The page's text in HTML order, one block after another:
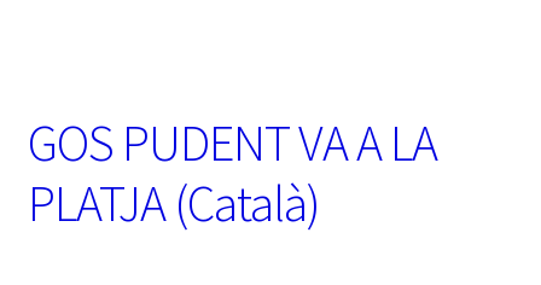
rGOS PUDENT VA A LA
PLATJA (Català)